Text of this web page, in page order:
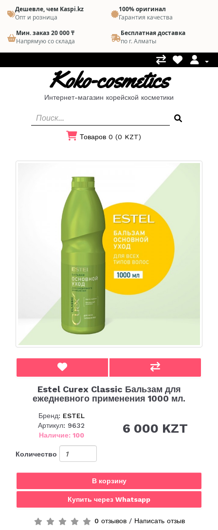
Дешевле, чем Kaspi.kz
Опт и розница
100% оригинал
Гарантия качества
Мин. заказ 20 000 ₸
Напрямую со склада
Бесплатная доставка
по г. Алматы
Koko-cosmetics
Интернет-магазин корейской косметики
Товаров 0 (0 KZT)
Estel Curex Classic Бальзам для
ежедневного применения 1000 мл.
Бренд: ESTEL
Артикул: 9632
Наличие: 100
6 000 KZT
Количество
В корзину
Купить через Whatsapp
0 отзывов/ Написать отзыв